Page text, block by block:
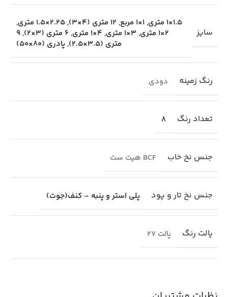
سایز
1.5×1 متری ,1×1 مربع , 12 متری (4×3) ,2.25×1.5 متری
,
2×1 متری
, 3×1 متری , 4×1 متری , 6 متری (3×2) ,
9
متری (3.5×2.5)
,پادری (80×50)
رنگ زمینه دودی
تعداد رنگ 8
جنس نخ خاب BCF هیت ست
جنس نخ تار و پود پلی استر و پنبه – کنف(جوت)
پالت رنگ پالت 27